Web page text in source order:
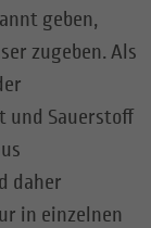
geben,
zugeben. Als
und Sauerstoff
daher
in einzelnen